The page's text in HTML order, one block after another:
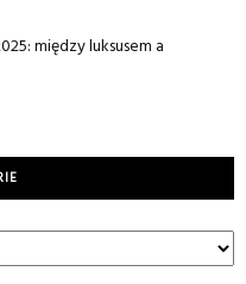
między luksusem a